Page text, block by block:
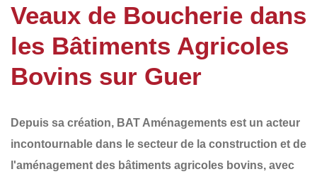
Veaux de Boucherie dans
les Bâtiments Agricoles
Bovins sur Guer
Depuis sa création, BAT Aménagements est un acteur
incontournable dans le secteur de la construction et de
l'aménagement des bâtiments agricoles bovins, avec